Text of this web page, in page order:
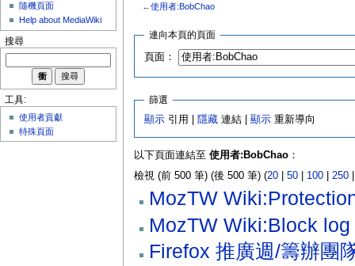
←使用者:BobChao
連向本頁的頁面
頁面：
篩選
顯示 引用 | 隱藏 連結 |顯示 重新導向
以下頁面連結至 使用者:BobChao：
檢視 (前 500 筆) (後 500 筆) (20| 50| 100| 250
MozTW
MozTW Wiki:Block log
Firefox 推廣週/籌辦團
隨機頁面
Help about MediaWiki
搜尋
工具:
使用者貢獻
特殊頁面